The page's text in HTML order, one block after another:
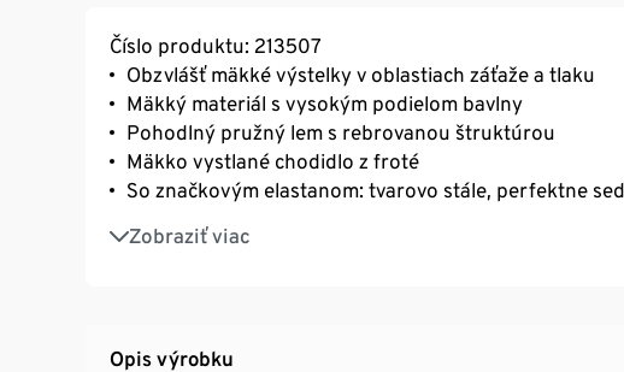
Číslo produktu: 213507
Obzvlášť mäkké výstelky v oblastiach záťaže a tlaku
Mäkký materiál s vysokým podielom bavlny
Pohodlný pružný lem s rebrovanou štruktúrou
Mäkko vystlané chodidlo z froté
So značkovým elastanom: tvarovo stále, perfektne
Zobraziť viac
Unisex
Extra plochý šev v oblasti prstov
Opis výrobku